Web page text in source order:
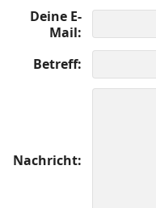
Deine E-
Mail
Betreff
Nachricht